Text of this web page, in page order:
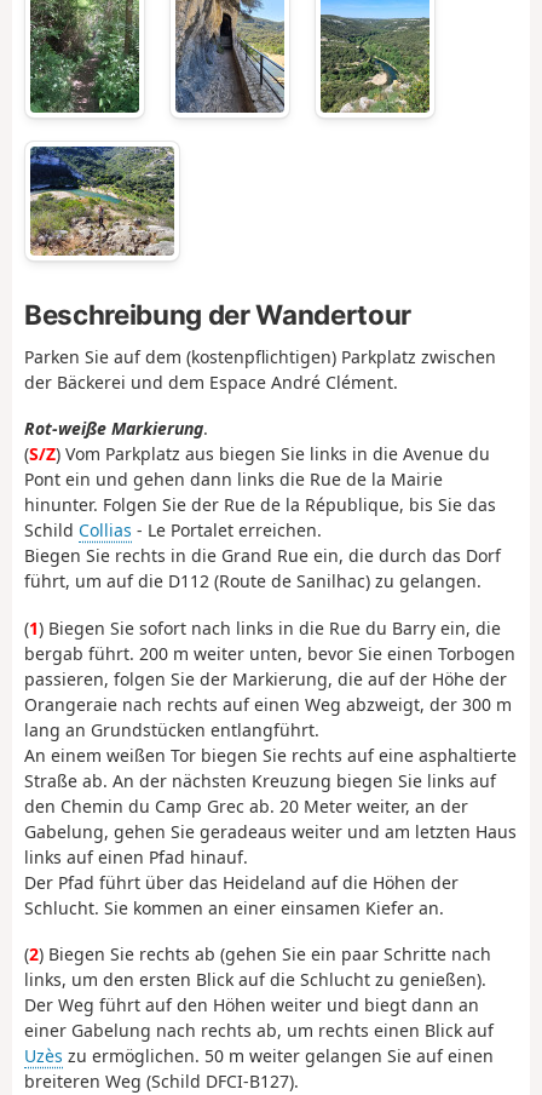
Beschreibung der Wandertour
Parken Sie auf dem (kostenpflichtigen) Parkplatz zwischen
der Bäckerei und dem Espace André Clément.
Rot-weiße Markierung.
(S/Z) Vom Parkplatz aus biegen Sie links in die Avenue du
Pont ein und gehen dann links die Rue de la Mairie
hinunter. Folgen Sie der Rue de la République, bis Sie das
Schild Collias - Le Portalet erreichen.
Biegen Sie rechts in die Grand Rue ein, die durch das Dorf
führt, um auf die D112 (Route de Sanilhac) zu gelangen.
(1) Biegen Sie sofort nach links in die Rue du Barry ein, die
bergab führt. 200 m weiter unten, bevor Sie einen Torbogen
passieren, folgen Sie der Markierung, die auf der Höhe der
Orangeraie nach rechts auf einen Weg abzweigt, der 300 m
lang an Grundstücken entlangführt.
An einem weißen Tor biegen Sie rechts auf eine asphaltierte
Straße ab. An der nächsten Kreuzung biegen Sie links auf
den Chemin du Camp Grec ab. 20 Meter weiter, an der
Gabelung, gehen Sie geradeaus weiter und am letzten Haus
links auf einen Pfad hinauf.
Der Pfad führt über das Heideland auf die Höhen der
Schlucht. Sie kommen an einer einsamen Kiefer an.
(2) Biegen Sie rechts ab (gehen Sie ein paar Schritte nach
links, um den ersten Blick auf die Schlucht zu genießen).
Der Weg führt auf den Höhen weiter und biegt dann an
einer Gabelung nach rechts ab, um rechts einen Blick auf
Uzès zu ermöglichen. 50 m weiter gelangen Sie auf einen
breiteren Weg (Schild DFCI-B127).